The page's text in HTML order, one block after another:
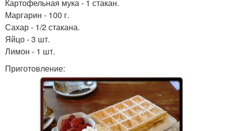
Картофельная мука - 1 стакан.
Маргарин - 100 г.
Сахар - 1/2 стакана.
Яйцо - 3 шт.
Лимон - 1 шт.
Приготовление: